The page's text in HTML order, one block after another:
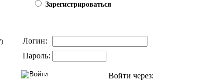
Зарегистрироваться
Логин:
Пароль:
Войти через: